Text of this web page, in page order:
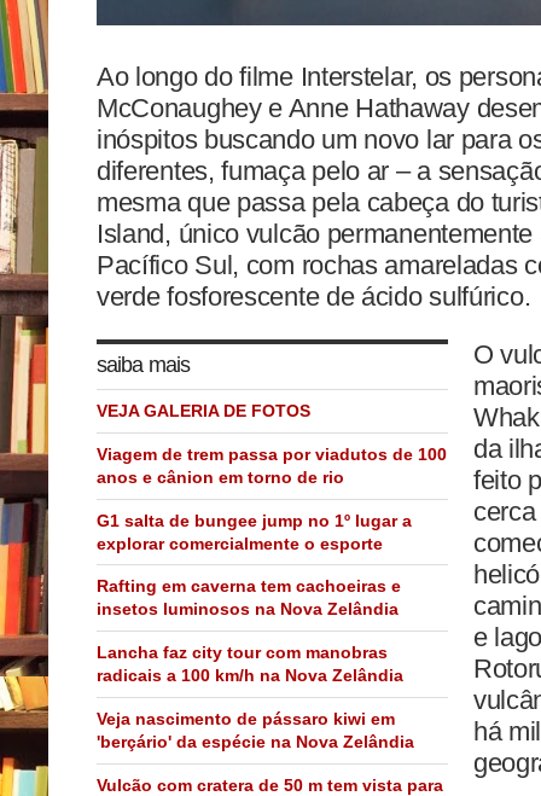
Ao longo do filme Interstelar, os
McConaughey e Anne Hathaway
inóspitos buscando um novo lar para
diferentes, fumaça pelo ar – a
mesma que passa pela cabeça do
Island, único vulcão
Pacífico Sul, com rochas amareladas
verde fosforescente de ácido sulfúrico.
saiba mais
VEJA GALERIA DE FOTOS
Viagem de trem passa por viadutos de 100
anos e cânion em torno de rio
G1 salta de bungee jump no 1º lugar a
explorar comercialmente o esporte
Rafting em caverna tem cachoeiras e
insetos luminosos na Nova Zelândia
Lancha faz city tour com manobras
radicais a 100 km/h na Nova Zelândia
Veja nascimento de pássaro kiwi em
'berçário' da espécie na Nova Zelândia
Vulcão com cratera de 50 m tem vista para
O
da
feito
e
há